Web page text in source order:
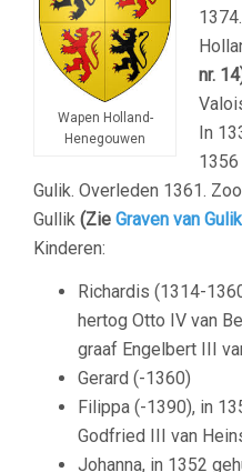
Wapen Holland-
Henegouwen
nr.
In
Gulik. Overleden 1361.
Gullik (Zie Graven van Gulik
Kinderen:
Richardis (1314-
hertog Otto IV van
graaf Engelbert III
Gerard (-1360)
Filippa (-1390), in
Godfried III van
Johanna, in 1352